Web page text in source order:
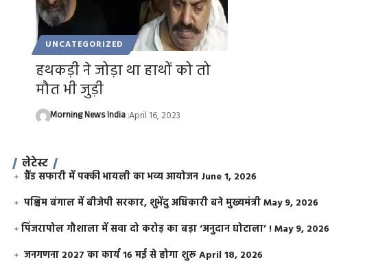
UNCATEGORIZED
हथकड़ी ने जोड़ा था हाथों को तो
मौत भी जुड़ी
Morning News India April 16, 2023
लेटेस्ट
ग्रैंड सफारी में पक्की भायली का भव्य आयोजन June 1, 2026
पश्चिम बंगाल में बीजेपी सरकार, शुभेंदु अधिकारी बने मुख्यमंत्रीMay 9, 2026
​पिंजरापोल गौशाला में सवा दो करोड़ का बड़ा ‘अनुदान घोटाला’ !May 9, 2026
जनगणना 2027 का कार्य 16 मई से होगा शुरूApril 18, 2026